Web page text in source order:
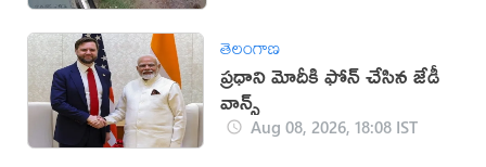
తెలంగాణ
ప్రధాని మోదీకి ఫోన్ చేసిన జేడీ
వాన్స్
Aug 08, 2026, 18:08 IST